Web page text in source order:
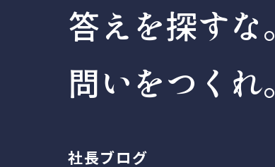
答えを探すな。
問いをつくれ。
社長ブログ